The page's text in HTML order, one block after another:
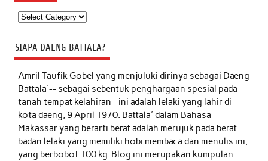
Kategori
SIAPA DAENG BATTALA?
Amril Taufik Gobelyang menjuluki dirinya sebagai Daeng
Battala'-- sebagai sebentuk penghargaan spesial pada
tanah tempat kelahiran--ini adalah lelaki yang lahir di
kota daeng, 9 April 1970. Battala' dalam Bahasa
Makassar yang berarti berat adalah merujuk pada berat
badan lelaki yang memiliki hobi membaca dan menulis ini,
yang berbobot 100 kg. Blog ini merupakan kumpulan